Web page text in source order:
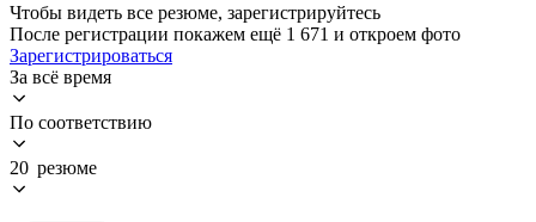
Чтобы видеть все резюме, зарегистрируйтесь
После регистрации покажем ещё 1 671 и откроем фото
Зарегистрироваться
За всё время
По соответствию
20 резюме